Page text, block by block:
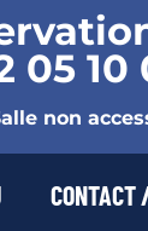
05 10
non
CONTACT